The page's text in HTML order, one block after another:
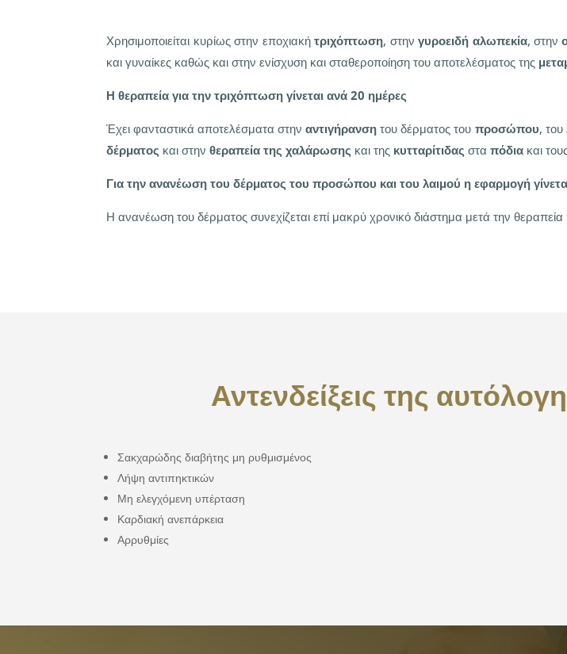
Χρησιμοποιείται κυρίως στην εποχιακήτριχόπτωση, στηνγυροειδή αλωπεκία, στην
και γυναίκες καθώς και στην ενίσχυση και σταθεροποίηση του αποτελέσματος της
Η θεραπεία για την τριχόπτωση γίνεται ανά 20 ημέρες
Έχει φανταστικά αποτελέσματα στηναντιγήρανση του δέρματος του προσώπου, του
δέρματος και στηνθεραπεία της χαλάρωσης και της κυτταρίτιδας σταπόδια και
Για την ανανέωση του δέρματος του προσώπου και του λαιμού η εφαρμογή
Η ανανέωση του δέρματος συνεχίζεται επί μακρύ χρονικό διάστημα μετά την
Αντενδείξεις της
Σακχαρώδης διαβήτης μη ρυθμισμένος
Λήψη αντιπηκτικών
Μη ελεγχόμενη υπέρταση
Καρδιακή ανεπάρκεια
Αρρυθμίες